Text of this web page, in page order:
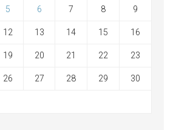
5 6 7 8 9
12 13 14 15 16
19 20 21 22 23
26 27 28 29 30